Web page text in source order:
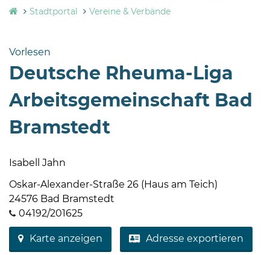
Stadtverwaltung
Bramstedt
24576 Bad
Bramstedt
04192-
Mo,
Di,
Fr
08
language
Select Language
Stadtportal Vereine & Verbände
Vorlesen
Deutsche Rheuma-Liga
Arbeitsgemeinschaft Bad
Bramstedt
Isabell Jahn
Oskar-Alexander-Straße 26 (Haus am Teich)
24576 Bad Bramstedt
04192/201625
Karte anzeigen Adresse exportieren